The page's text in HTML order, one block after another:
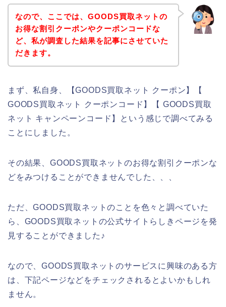
なので、ここでは、GOODS買取ネットの
お得な割引クーポンやクーポンコードな
ど、私が調査した結果を記事にさせていた
だきます。
まず、私自身、【GOODS買取ネット クーポン】【
GOODS買取ネット クーポンコード】【 GOODS買取
ネット キャンペーンコード】という感じで調べてみる
ことにしました。
その結果、GOODS買取ネットのお得な割引クーポンな
どをみつけることができませんでした、、、
ただ、GOODS買取ネットのことを色々と調べていた
ら、GOODS買取ネットの公式サイトらしきページを発
見することができました♪
なので、GOODS買取ネットのサービスに興味のある方
は、下記ページなどをチェックされるとよいかもしれ
ません。